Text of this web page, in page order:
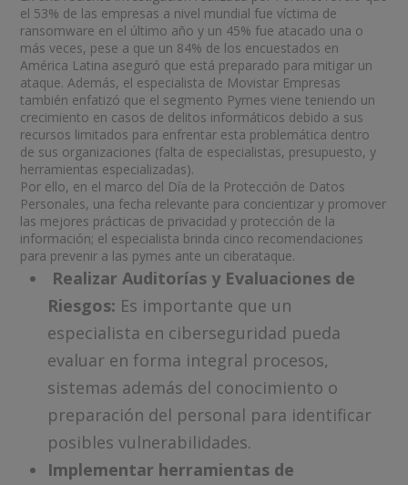
el 53% de las empresas a nivel mundial fue víctima de
ransomware en el último año y un 45% fue atacado una o
más veces, pese a que un 84% de los encuestados en
América Latina aseguró que está preparado para mitigar un
ataque. Además, el especialista de Movistar Empresas
también enfatizó que el segmento Pymes viene teniendo un
crecimiento en casos de delitos informáticos debido a sus
recursos limitados para enfrentar esta problemática dentro
de sus organizaciones (falta de especialistas, presupuesto, y
herramientas especializadas).
Por ello, en el marco del Día de la Protección de Datos
Personales, una fecha relevante para concientizar y promover
las mejores prácticas de privacidad y protección de la
información; el especialista brinda cinco recomendaciones
para prevenir a las pymes ante un ciberataque.
Realizar Auditorías y Evaluaciones de
Riesgos: Es importante que un
especialista en ciberseguridad pueda
evaluar en forma integral procesos,
sistemas además del conocimiento o
preparación del personal para identificar
posibles vulnerabilidades.
Implementar herramientas de